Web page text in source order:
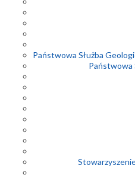
Państwowa Służba
Państwowa